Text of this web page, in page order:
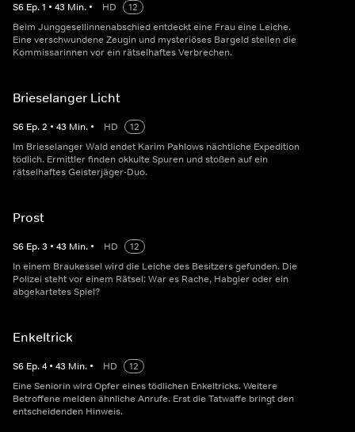
S6 Ep.1 • 43 Min. • HD
12
Beim Junggesellinnenabschied entdeckt eine Frau eine Leiche.
Eine verschwundene Zeugin und mysteriöses Bargeld stellen die
Kommissarinnen vor ein rätselhaftes Verbrechen.
Brieselanger Licht
S6 Ep.2 • 43 Min. • HD
12
Im Brieselanger Wald endet Karim Pahlows nächtliche Expedition
tödlich. Ermittler finden okkulte Spuren und stoßen auf ein
rätselhaftes Geisterjäger-Duo.
Prost
S6 Ep.3 • 43 Min. • HD
12
In einem Braukessel wird die Leiche des Besitzers gefunden. Die
Polizei steht vor einem Rätsel: War es Rache, Habgier oder ein
abgekartetes Spiel?
Enkeltrick
S6 Ep.4 • 43 Min. • HD
12
Eine Seniorin wird Opfer eines tödlichen Enkeltricks. Weitere
Betroffene melden ähnliche Anrufe. Erst die Tatwaffe bringt den
entscheidenden Hinweis.